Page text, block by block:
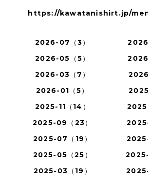
https://kawatanishirt.jp/
2026-07（3）
2026-05（5）
2026-03（7）
2026-01（5）
2025-11（14）
2025-09（23）
2025-07（19）
2025-05（25）
2025-03（19）